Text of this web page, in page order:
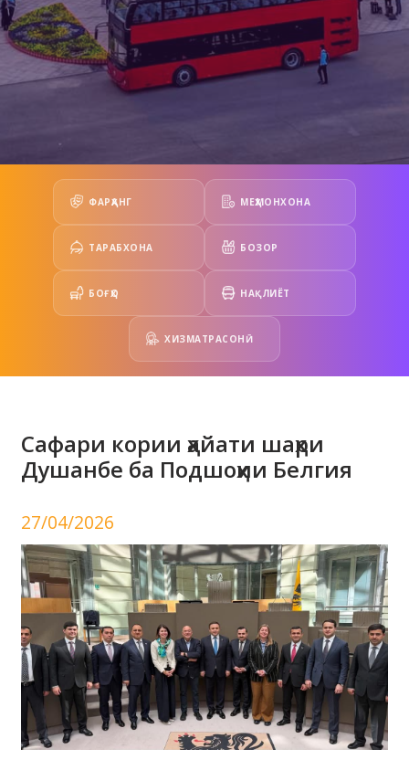
ФАРҲАНГ МЕҲМОНХОНА
ТАРАБХОНА БОЗОР
БОҒҲО НАҚЛИЁТ
ХИЗМАТРАСОНӢ
Сафари кории ҳайати шаҳри
Душанбе ба Подшоҳии Белгия
27/04/2026